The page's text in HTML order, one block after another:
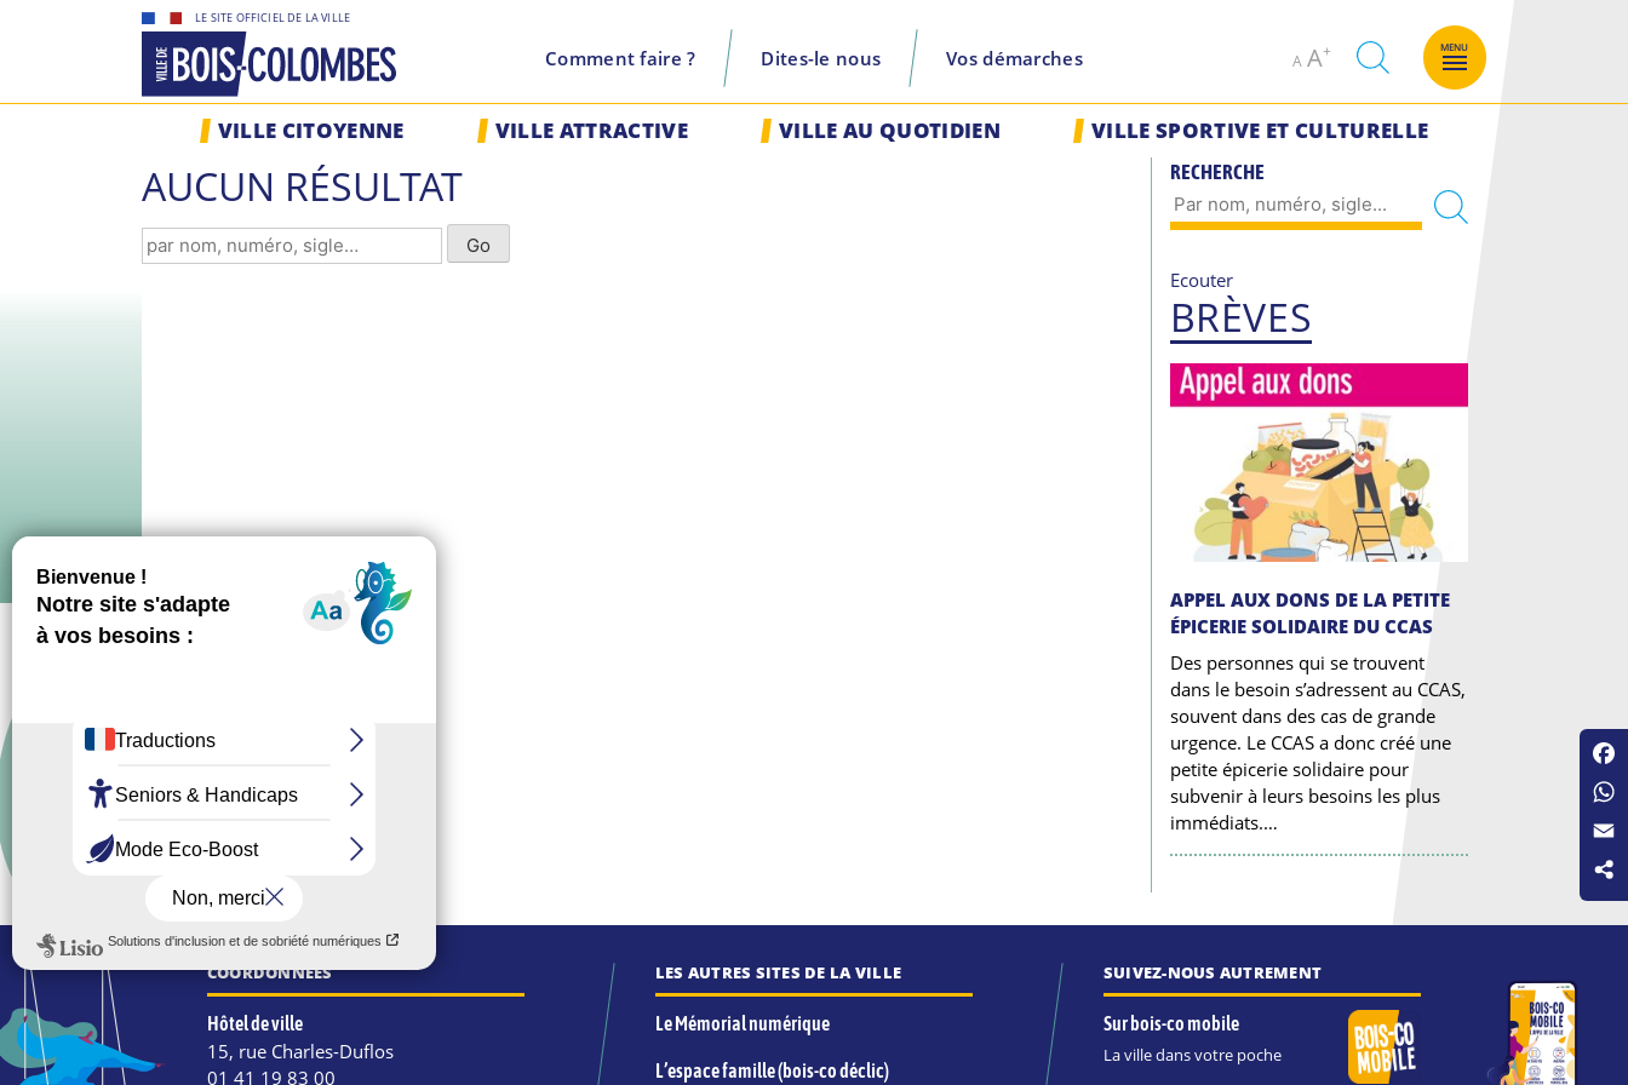
LE SITE OFFICIEL DE LA VILLE
de
la
ville
de
Comment faire ? Dites-le nous Vos démarches A
Decrease
font
AIncrease
size.
recherche
MENU
VILLE CITOYENNE VILLE ATTRACTIVE VILLE AU QUOTIDIEN VILLE SPORTIVE ET CULTURELLE
AUCUN RÉSULTAT RECHERCHE
Ecouter
BRÈVES
APPEL AUX DONS DE LA PETITE
ÉPICERIE SOLIDAIRE DU CCAS
Des personnes qui se trouvent
dans le besoin s’adressent au CCAS,
souvent dans des cas de grande
urgence. Le CCAS a donc créé une
petite épicerie solidaire pour
subvenir à leurs besoins les plus
immédiats.…
COORDONNÉES
Hôtel de ville
15, rue Charles-Duflos
01 41 19 83 00
LES AUTRES SITES DE LA VILLE
Le Mémorial numérique
L’espace famille (bois-co déclic)
SUIVEZ-NOUS AUTREMENT
Sur bois-co mobile
La ville dans votre poche